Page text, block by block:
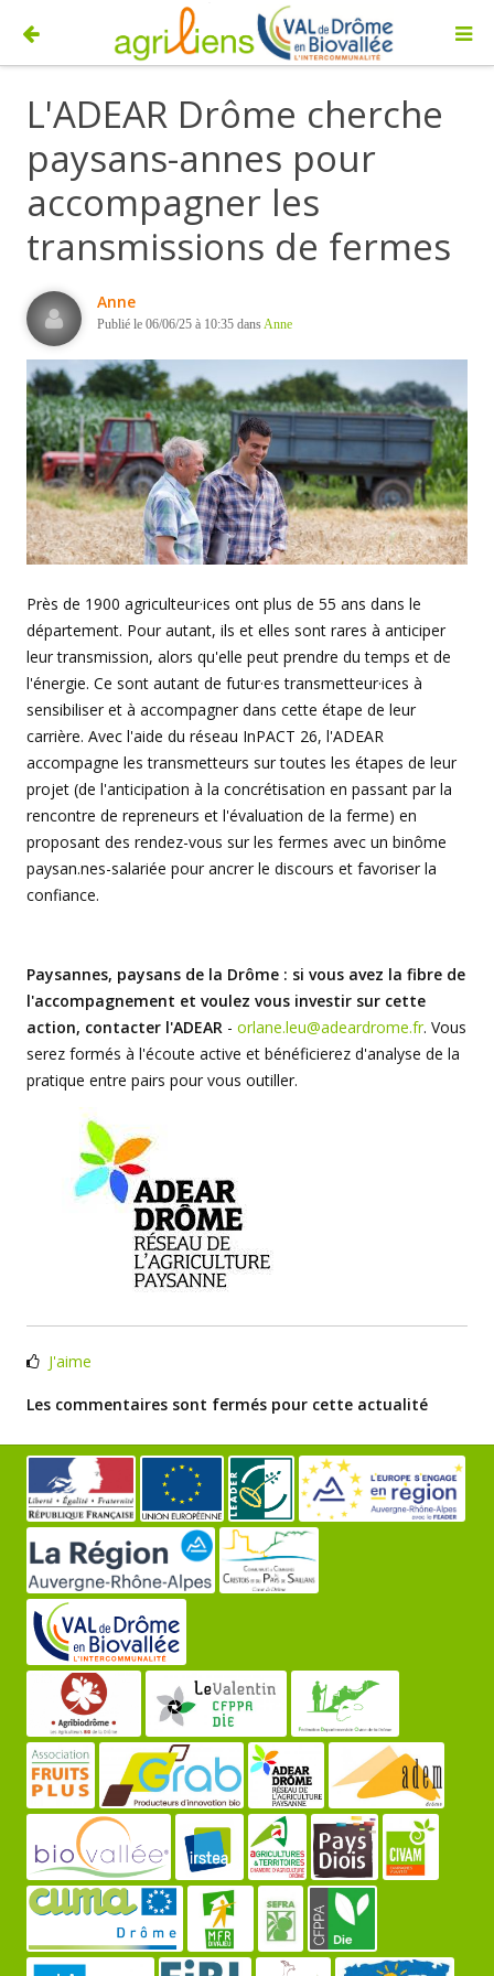
L'ADEAR Drôme cherche
paysans-annes pour
accompagner les
transmissions de fermes
Anne
Publié le 06/06/25 à 10:35 dansAnne
Près de 1900 agriculteur·ices ont plus de 55 ans dans le
département. Pour autant, ils et elles sont rares à anticiper
leur transmission, alors qu'elle peut prendre du temps et de
l'énergie. Ce sont autant de futur·es transmetteur·ices à
sensibiliser et à accompagner dans cette étape de leur
carrière. Avec l'aide du réseau InPACT 26, l'ADEAR
accompagne les transmetteurs sur toutes les étapes de leur
projet (de l'anticipation à la concrétisation en passant par la
rencontre de repreneurs et l'évaluation de la ferme) en
proposant des rendez-vous sur les fermes avec un binôme
paysan.nes-salariée pour ancrer le discours et favoriser la
confiance.
Paysannes, paysans de la Drôme : si vous avez la fibre de
l'accompagnement et voulez vous investir sur cette
action, contacter l'ADEAR - orlane.leu@adeardrome.fr. Vous
serez formés à l'écoute active et bénéficierez d'analyse de la
pratique entre pairs pour vous outiller.
J'aime
Les commentaires sont fermés pour cette actualité